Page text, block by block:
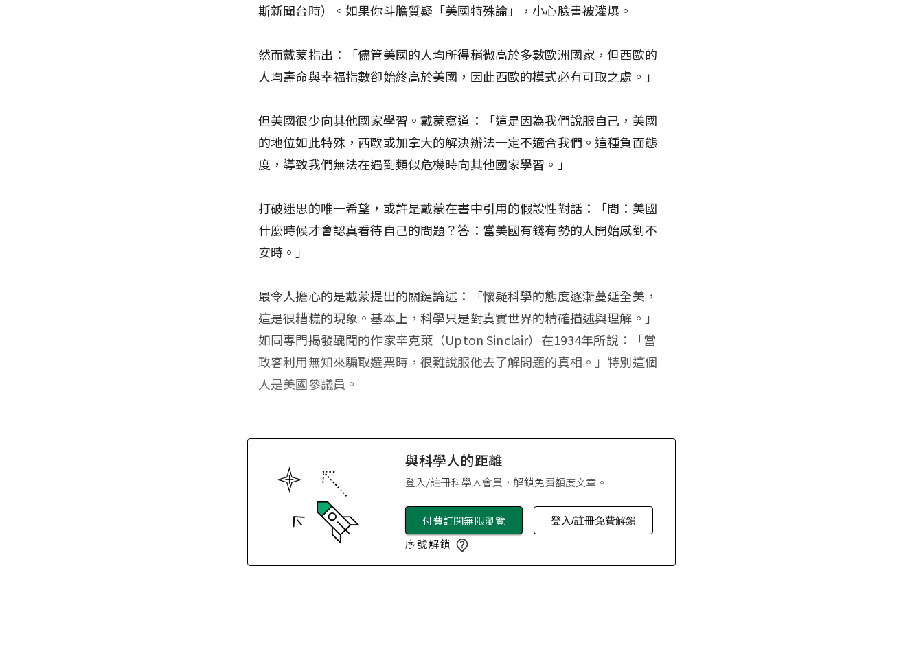
斯新聞台時）。如果你斗膽質疑「美國特殊論」，小心臉書被灌爆。
然而戴蒙指出：「儘管美國的人均所得稍微高於多數歐洲國家，但西歐的
人均壽命與幸福指數卻始終高於美國，因此西歐的模式必有可取之處。」
但美國很少向其他國家學習。戴蒙寫道：「這是因為我們說服自己，美國
的地位如此特殊，西歐或加拿大的解決辦法一定不適合我們。這種負面態
度，導致我們無法在遇到類似危機時向其他國家學習。」
打破迷思的唯一希望，或許是戴蒙在書中引用的假設性對話：「問：美國
什麼時候才會認真看待自己的問題？答：當美國有錢有勢的人開始感到不
安時。」
最令人擔心的是戴蒙提出的關鍵論述：「懷疑科學的態度逐漸蔓延全美，
這是很糟糕的現象。基本上，科學只是對真實世界的精確描述與理解。」
如同專門揭發醜聞的作家辛克萊（Upton Sinclair）在1934年所說：「當
政客利用無知來騙取選票時，很難說服他去了解問題的真相。」特別這個
人是美國參議員。
與科學人的距離
登入/註冊科學人會員，解鎖免費額度文章。
付費訂閱無限瀏覽 登入/註冊免費解鎖
序號解鎖